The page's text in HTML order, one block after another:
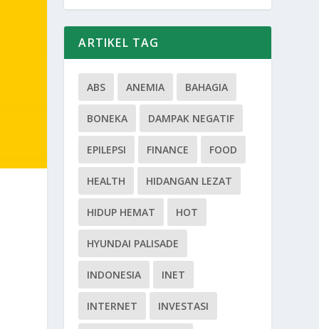
ARTIKEL TAG
ABS ANEMIA BAHAGIA
BONEKA DAMPAK NEGATIF
EPILEPSI FINANCE FOOD
HEALTH HIDANGAN LEZAT
HIDUP HEMAT HOT
HYUNDAI PALISADE
INDONESIA INET
INTERNET INVESTASI